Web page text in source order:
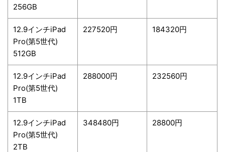
256GB
12.9インチiPad
Pro(第5世代)
512GB
227520円 184320円
12.9インチiPad
Pro(第5世代)
1TB
288000円 232560円
12.9インチiPad
Pro(第5世代)
2TB
348480円 28800円